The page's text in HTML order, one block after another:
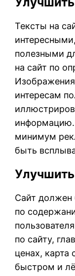
Тексты на
полезными
на сайт по
интересам
минимум
быть
Сайт должен
по
по сайту,
ценах, карта
быстром и